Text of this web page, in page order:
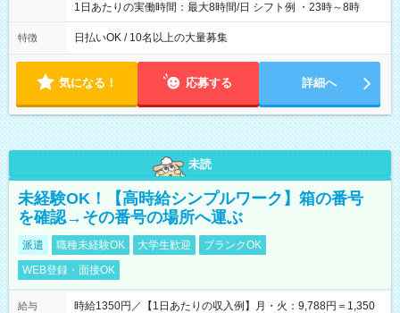
1日あたりの実働時間：最大8時間/日 シフト例 ・23時～8時
特徴 日払いOK / 10名以上の大量募集
気になる！ 応募する 詳細へ
未読
未経験OK！【高時給シンプルワーク】箱の番号
を確認→その番号の場所へ運ぶ
派遣 職種未経験OK 大学生歓迎
ブランクOK
WEB登録・面接OK
給与
時給1350円／【1日あたりの収入例】月・火：9,788円＝1,350